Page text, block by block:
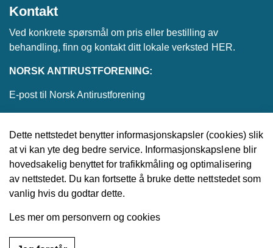
Kontakt
Ved konkrete spørsmål om pris eller bestilling av
behandling, finn og kontakt ditt lokale verksted HER.
NORSK ANTIRUSTFORENING:
E-post til Norsk Antirustforening
© 2026 Norsk Antirustforening
Utviklet avUpday
Dette nettstedet benytter informasjonskapsler (cookies) slik
at vi kan yte deg bedre service. Informasjonskapslene blir
hovedsakelig benyttet for trafikkmåling og optimalisering
av nettstedet. Du kan fortsette å bruke dette nettstedet som
vanlig hvis du godtar dette.
Les mer om personvern og cookies